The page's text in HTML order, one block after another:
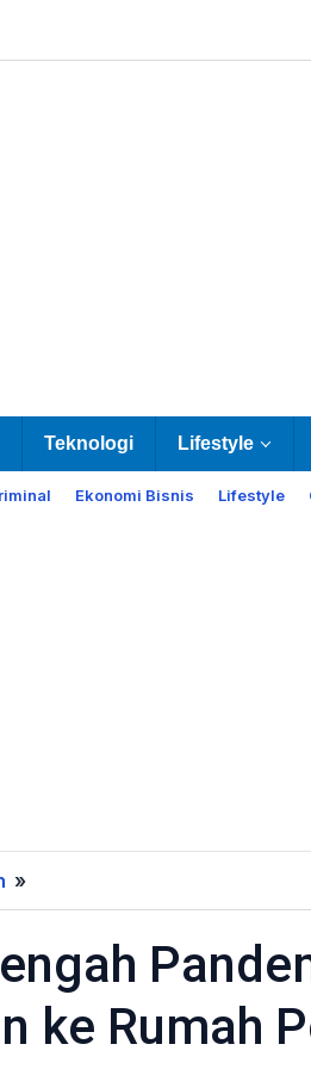
Teknologi Lifestyle
Ekonomi Bisnis Lifestyle
»
Ditengah
Pandemi,
Kejati
Kepri
Serahkan
ke Rumah